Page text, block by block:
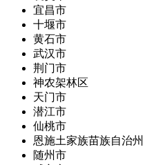
宜昌市
十堰市
黄石市
武汉市
荆门市
神农架林区
天门市
潜江市
仙桃市
恩施土家族苗族自治州
随州市